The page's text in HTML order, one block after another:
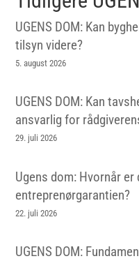
UGENS DOM: Kan
tilsyn videre?
5. august 2026
UGENS DOM: Kan
ansvarlig for
29. juli 2026
Ugens dom: Hvornår
entreprenørgarantien?
22. juli 2026
UGENS DOM: